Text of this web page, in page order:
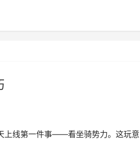
上线第一件事——看坐骑势力。这玩意